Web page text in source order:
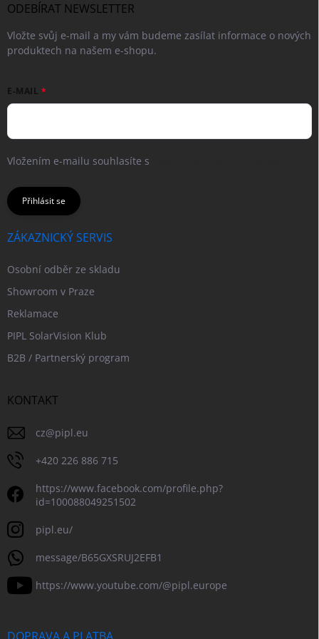
ODEBÍRAT NEWSLETTER
Vložte svůj e-mail a my vám budeme zasílat informace o nových
produktech na našem e-shopu.
E-MAIL
Vložením e-mailu souhlasíte s
Přihlásit se
ZÁKAZNICKÝ SERVIS
Osobní odběr ze skladu
Showroom v Praze
Reklamace
PIPL SolarVision Klub
B2B / Partnerský program
KONTAKT
cz@pipl.eu
+420 226 886 715
https://www.facebook.com/profile.php?
id=100088049251502
pipl.eu/
message/B65GXSRUJ2EFB1
https://www.youtube.com/@pipl.europe